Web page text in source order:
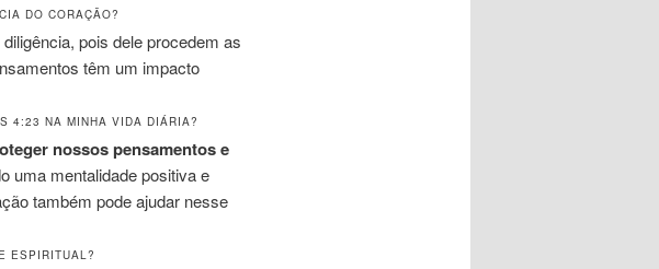
DO CORAÇÃO?
pois dele procedem as
têm um impacto
4:23 NA MINHA VIDA DIÁRIA?
nossos pensamentos e
uma mentalidade positiva e
também pode ajudar nesse
ESPIRITUAL?